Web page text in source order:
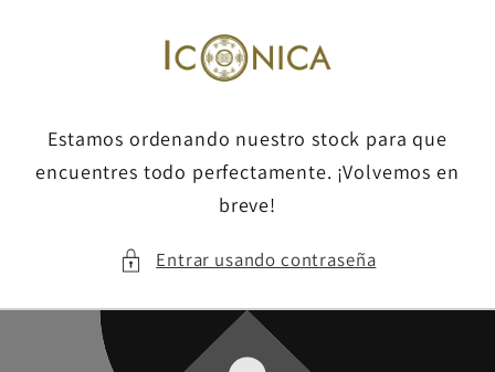
Estamos ordenando nuestro stock para que
encuentres todo perfectamente. ¡Volvemos en
breve!
Entrar usando contraseña